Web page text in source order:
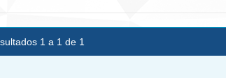
1 a 1 de 1